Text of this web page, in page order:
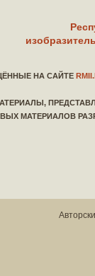
НА САЙТЕ
МАТЕРИАЛОВ